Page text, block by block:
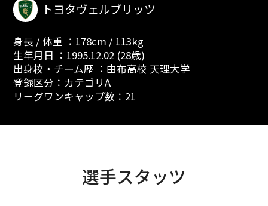
トヨタヴェルブリッツ
身長 / 体重 ：178cm / 113kg
生年月日 ：1995.12.02 (28歳)
出身校・チーム歴 ：由布高校 天理大学
登録区分：カテゴリA
リーグワンキャップ数：21
選手スタッツ